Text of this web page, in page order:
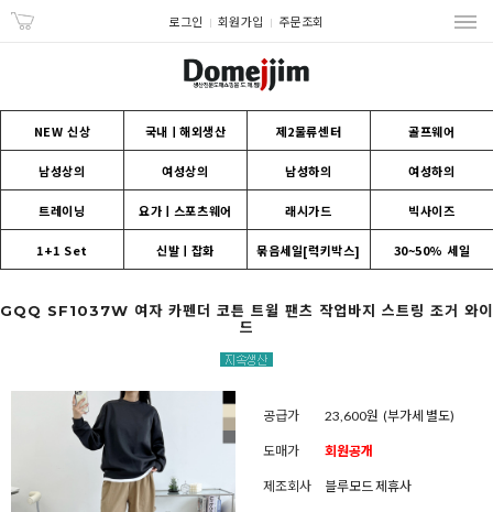
로그인 회원가입 주문조회
NEW 신상 국내ㅣ해외생산 제2물류센터 골프웨어
남성상의 여성상의 남성하의 여성하의
트레이닝 요가ㅣ스포츠웨어 래시가드 빅사이즈
1+1 Set 신발ㅣ잡화 묶음세일[럭키박스] 30~50% 세일
GQQ SF1037W 여자 카펜더 코튼 트윌 팬츠 작업바지 스트링 조거 와이
드
공급가 23,600원 (부가세 별도)
도매가 회원공개
제조회사 블루모드 제휴사